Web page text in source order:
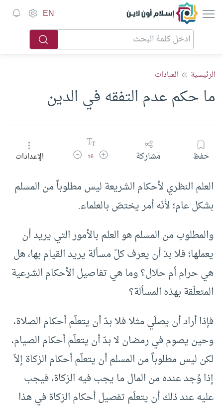
إسلام أون لاين EN
الرئيسية العبادات
ما حكم عدم التفقه في الدين
حفظ مشاركة زيادة حجم الخط
16 تقليل حجم الخطالإعدادات
العلم النظري لأحكام الشريعة ليس مطلوباً من المسلم
بشكل عام؛ لأنّه أمر يختصّ بالعلماء.
والمطلوب من المسلم هو العلم بالأمور التي يريد أن
يعملها؛ فلا بدّ أن يعرف كلّ مسألة يريد القيام بها، هل
هي حرام أم حلال؟ وما هي تفاصيل الأحكام الشرعية
المتعلّقة بهذه المسألة؟
فإذا أراد أن يصلّي مثلا فلا بدّ أن يتعلّم أحكام الصلاة،
وحين يصوم في رمضان لا بدّ أن يتعلّم أحكام الصيام،
لكن ليس مطلوباً من المسلم أن يتعلّم أحكام الزكاة إلاّ
إذا وُجد عنده من المال ما يجب فيه الزكاة، فيجب
عليه عند ذلك أن يتعلّم تفصيل أحكام الزكاة في هذا